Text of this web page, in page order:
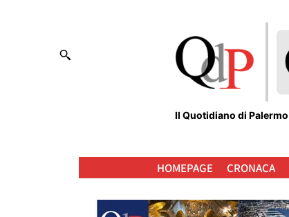
Il Quotidiano di Palermo
HOMEPAGE CRONACA